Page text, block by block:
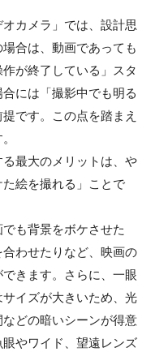
カメラ」では、設計思
合は、動画であっても
が終了している」スタ
には「撮影中でも明る
です。この点を踏まえ
最大のメリットは、や
絵を撮れる」ことで
も背景をボケさせた
わせたりなど、映画の
きます。さらに、一眼
イズが大きいため、光
どの暗いシーンが得意
やワイド、望遠レンズ